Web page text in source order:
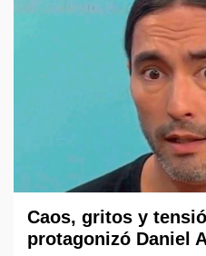
Caos, gritos y
protagonizó Daniel